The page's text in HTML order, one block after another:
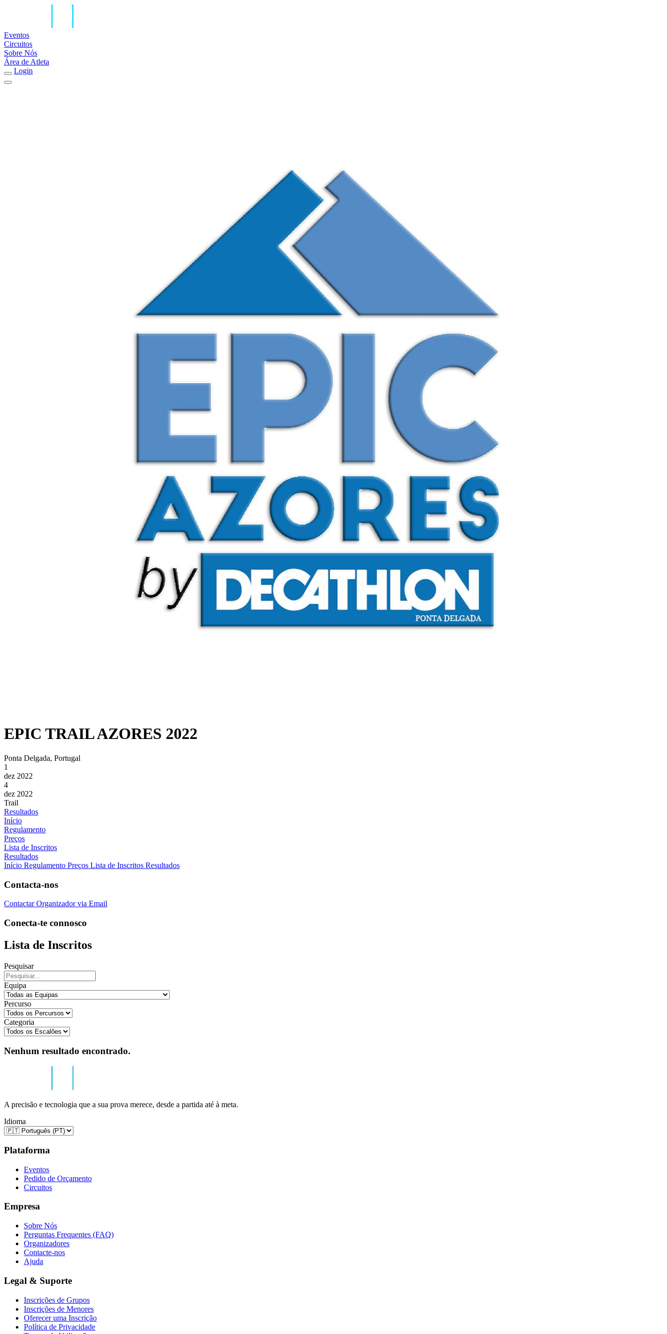
Eventos
Circuitos
Sobre Nós
Área de Atleta
Login
EPIC TRAIL AZORES 2022
Ponta Delgada, Portugal
1
dez 2022
4
dez 2022
Trail
Resultados
Início
Regulamento
Preços
Lista de Inscritos
Resultados
Início Regulamento Preços Lista de Inscritos Resultados
Contacta-nos
Contactar Organizador via Email
Conecta-te connosco
Lista de Inscritos
Pesquisar
Equipa
Percurso
Categoria
Nenhum resultado encontrado.
A precisão e tecnologia que a sua prova merece, desde a partida até à meta.
Idioma
Plataforma
Eventos
Pedido de Orçamento
Circuitos
Empresa
Sobre Nós
Perguntas Frequentes (FAQ)
Organizadores
Contacte-nos
Ajuda
Legal & Suporte
Inscrições de Grupos
Inscrições de Menores
Oferecer uma Inscrição
Política de Privacidade